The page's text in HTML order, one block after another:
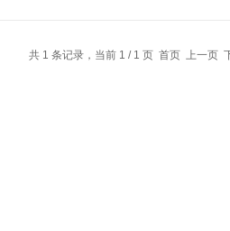
共 1 条记录，当前 1 / 1 页 首页 上一页